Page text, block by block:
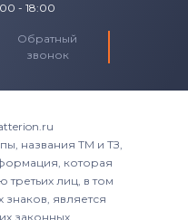
- 18:00
Обратный
звонок
названия ТМ и ТЗ,
которая
третьих лиц, в том
знаков, является
законных